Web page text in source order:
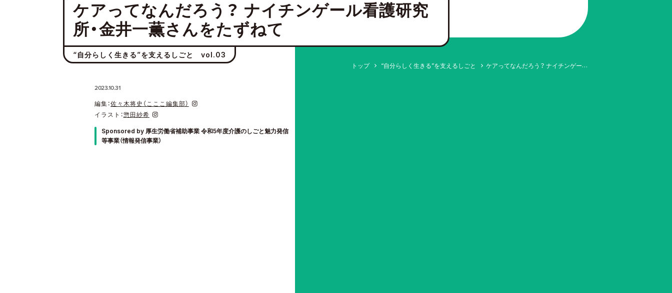
ケアってなんだろう？ ナイチンゲール看護研究
所・金井一薫さんをたずねて
“自分らしく生きる”を支えるしごと vol.03
2023.10.31
編集：佐々木将史（こここ編集部）
イラスト：惣田紗希
Sponsored by 厚生労働省補助事業 令和5年度介護のしごと魅力発信
等事業（情報発信事業）
トップ “自分らしく生きる”を支えるしごと
ケアってなんだろう？ ナイチンゲー